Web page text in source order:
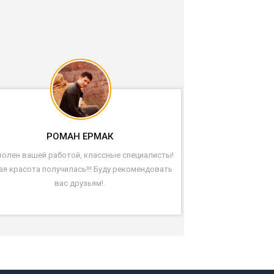
РОМАН ЕРМАК
вашей работой, классные специалисты!
красота получилась!!! Буду рекомендовать
вас друзьям!.